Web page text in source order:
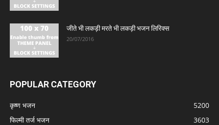
जीते भी लकड़ी मरते भी लकड़ी भजन लिरिक्स
20/07/2016
POPULAR CATEGORY
कृष्ण भजन
5200
फिल्मी तर्ज भजन
3603